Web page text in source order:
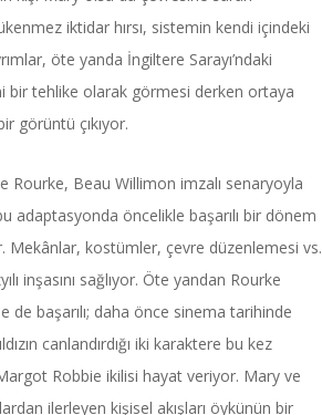
iktidar hırsı, sistemin kendi içindeki
öte yanda İngiltere Sarayı’ndaki
bir tehlike olarak görmesi derken ortaya
görüntü çıkıyor.
Rourke, Beau Willimon imzalı senaryoyla
adaptasyonda öncelikle başarılı bir dönem
Mekânlar, kostümler, çevre düzenlemesi vs.
inşasını sağlıyor. Öte yandan Rourke
de başarılı; daha önce sinema tarihinde
canlandırdığı iki karaktere bu kez
Robbie ikilisi hayat veriyor. Mary ve
ilerleyen kişisel akışları öykünün bir